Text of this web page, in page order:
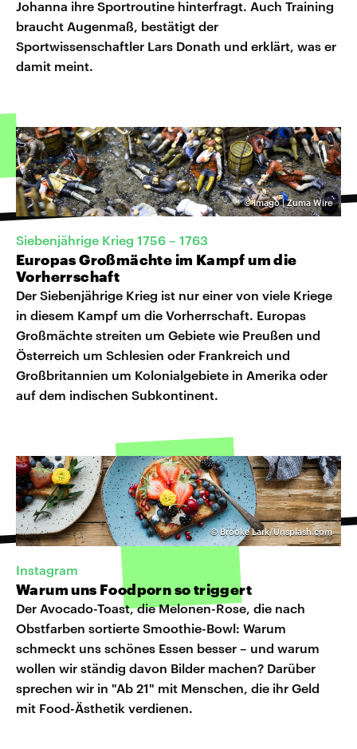
Johanna ihre Sportroutine hinterfragt. Auch Training
braucht Augenmaß, bestätigt der
Sportwissenschaftler Lars Donath und erklärt, was er
damit meint.
©Imago | Zuma Wire
Siebenjährige Krieg 1756 – 1763
Europas Großmächte im Kampf um die
Vorherrschaft
Der Siebenjährige Krieg ist nur einer von viele Kriege
in diesem Kampf um die Vorherrschaft. Europas
Großmächte streiten um Gebiete wie Preußen und
Österreich um Schlesien oder Frankreich und
Großbritannien um Kolonialgebiete in Amerika oder
auf dem indischen Subkontinent.
©Brooke Lark/Unsplash.com
Instagram
Warum uns Foodporn so triggert
Der Avocado-Toast, die Melonen-Rose, die nach
Obstfarben sortierte Smoothie-Bowl: Warum
schmeckt uns schönes Essen besser – und warum
wollen wir ständig davon Bilder machen? Darüber
sprechen wir in "Ab 21" mit Menschen, die ihr Geld
mit Food-Ästhetik verdienen.